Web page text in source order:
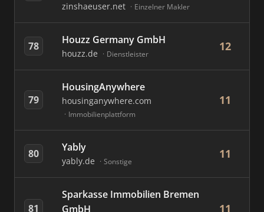
zinshaeuser.net Einzelner Makler
78 Houzz Germany GmbH
houzz.de Dienstleister
12
79
HousingAnywhere
housinganywhere.com
Immobilienplattform
11
80 Yably
yably.de Sonstige
11
81
Sparkasse Immobilien Bremen
GmbH
11